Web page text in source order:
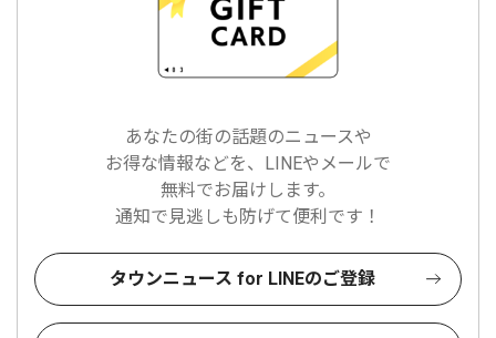
あなたの街の話題のニュースや
お得な情報などを、LINEやメールで
無料でお届けします。
通知で見逃しも防げて便利です！
タウンニュース for LINEのご登録